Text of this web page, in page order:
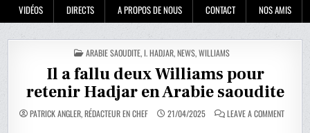
VIDÉOS
DIRECTS A PROPOS DE NOUS CONTACT NOS AMIS
POSTED
IN
ARABIE SAOUDITE,I. HADJAR,NEWS,WILLIAMS
Il a fallu deux Williams pour
retenir Hadjar en Arabie saoudite
PATRICK ANGLER, RÉDACTEUR EN CHEF 21/04/2025 LEAVE A COMMENTON
IL